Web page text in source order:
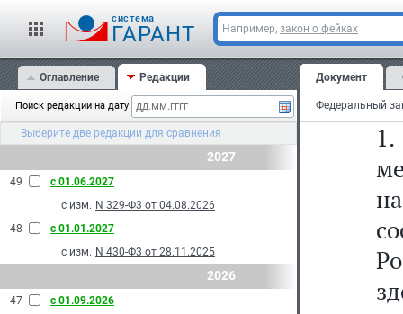
cистема
ГАРАНТ Например, закон о фейках
Оглавление Редакции
Поиск редакции на дату
Выберите две редакции для сравнения
2027
49
с 01.06.2027
с изм. N 329-Ф3 от 04.08.2026
48
с 01.01.2027
с изм. N 430-Ф3 от 28.11.2025
2026
47
с 01.09.2026
Документ